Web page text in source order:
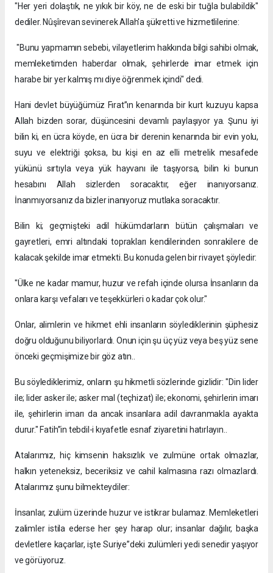
"Her yeri dolaştık, ne yıkık bir köy, ne de eski bir tuğla bulabildik"
dediler. Nûşîrevan sevinerek Allah'a şükretti ve hizmetlilerine:
"Bunu yapmamın sebebi, vilayetlerim hakkında bilgi sahibi olmak,
memleketimden haberdar olmak, şehirlerde imar etmek için
harabe bir yer kalmış mı diye öğrenmek içindi" dedi.
Hani devlet büyüğümüz Fırat”ın kenarında bir kurt kuzuyu kapsa
Allah bizden sorar, düşüncesini devamlı paylaşıyor ya. Şunu iyi
bilin ki, en ücra köyde, en ücra bir derenin kenarında bir evin yolu,
suyu ve elektriği şoksa, bu kişi en az elli metrelik mesafede
yükünü sırtıyla veya yük hayvanı ile taşıyorsa, bilin ki bunun
hesabını Allah sizlerden soracaktır, eğer inanıyorsanız.
İnanmıyorsanız da bizler inanıyoruz mutlaka soracaktır.
Bilin ki; geçmişteki adil hükümdarların bütün çalışmaları ve
gayretleri, emri altındaki toprakları kendilerinden sonrakilere de
kalacak şekilde imar etmekti. Bu konuda gelen bir rivayet şöyledir:
"Ülke ne kadar mamur, huzur ve refah içinde olursa İnsanların da
onlara karşı vefaları ve teşekkürleri o kadar çok olur."
Onlar, alimlerin ve hikmet ehli insanların söylediklerinin şüphesiz
doğru olduğunu biliyorlardı. Onun için şu üç yüz veya beş yüz sene
önceki geçmişimize bir göz atın..
Bu söylediklerimiz, onların şu hikmetli sözlerinde gizlidir: "Din lider
ile; lider asker ile; asker mal (teçhizat) ile; ekonomi, şehirlerin imarı
ile, şehirlerin imarı da ancak insanlara adil davranmakla ayakta
durur." Fatih”in tebdil-i kıyafetle esnaf ziyaretini hatırlayın..
Atalarımız, hiç kimsenin haksızlık ve zulmüne ortak olmazlar,
halkın yeteneksiz, beceriksiz ve cahil kalmasına razı olmazlardı.
Atalarımız şunu bilmekteydiler:
İnsanlar, zulüm üzerinde huzur ve istikrar bulamaz. Memleketleri
zalimler istila ederse her şey harap olur; insanlar dağılır, başka
devletlere kaçarlar, işte Suriye”deki zulümleri yedi senedir yaşıyor
ve görüyoruz.